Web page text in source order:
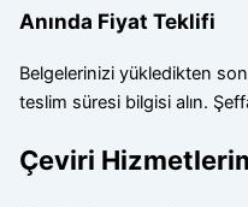
Anında Fiyat Teklifi
Belgelerinizi yükledikten
teslim süresi bilgisi alın.
Çeviri